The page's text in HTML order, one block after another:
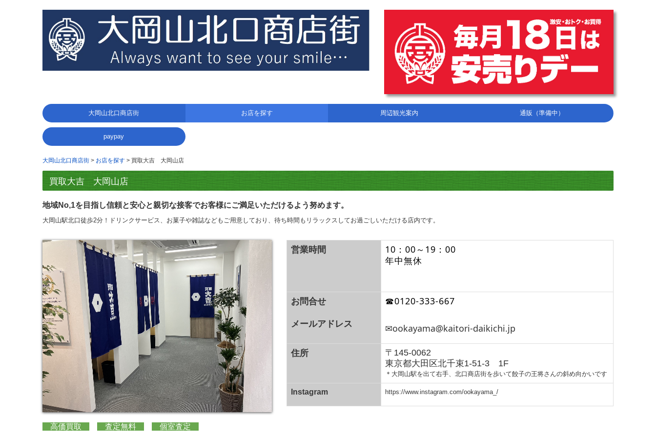
大岡山北口商店街 お店を探す 周辺観光案内 通販（準備中）
paypay
大岡山北口商店街 お店を探す 買取大吉 大岡山店
買取大吉 大岡山店
地域No,1を目指し信頼と安心と親切な接客でお客様にご満足いただけるよう努めます。
大岡山駅北口徒歩2分！ドリンクサービス、お菓子や雑誌などもご用意しており、待ち時間もリラックスしてお過ごしいただける店内です。
高価買取 査定無料 個室査定
営業時間
10：00～19：00
年中無休
お問合せ
メールアドレス
☎0120-333-667
✉ookayama@kaitori-daikichi.jp
住所
〒145-0062
東京都大田区北千束1-51-3 1F
＊大岡山駅を出て右手、北口商店街を歩いて餃子の王将さんの斜め向かいです
Instagram https://www.instagram.com/ookayama_/